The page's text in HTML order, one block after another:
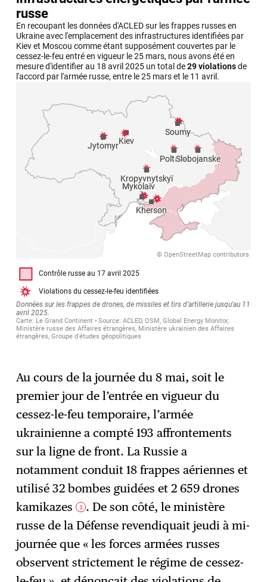
Au cours de la journée du 8 mai, soit le
premier jour de l’entrée en vigueur du
cessez-le-feu temporaire, l’armée
ukrainienne a compté 193 affrontements
sur la ligne de front. La Russie a
notamment conduit 18 frappes aériennes et
utilisé 32 bombes guidées et 2 659 drones
kamikazes 2 . De son côté, le ministère
russe de la Défense revendiquait jeudi à mi-
journée que « les forces armées russes
observent strictement le régime de cessez-